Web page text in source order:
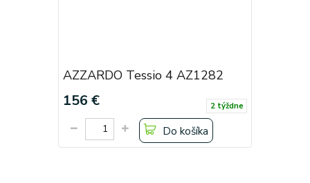
AZZARDO Tessio 4 AZ1282
156 € 2 týždne
Do košíka